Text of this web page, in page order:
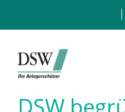
Hauptinhalt